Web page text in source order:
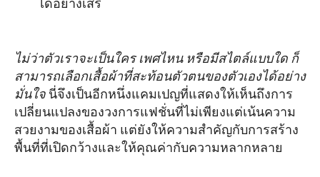
ได้อย่างเสรี
ไม่ว่าตัวเราจะเป็นใคร เพศไหน หรือมีสไตล์แบบใด ก็
สามารถเลือกเสื้อผ้าที่สะท้อนตัวตนของตัวเองได้อย่าง
มั่นใจ นี่จึงเป็นอีกหนึ่งแคมเปญที่แสดงให้เห็นถึงการ
เปลี่ยนแปลงของวงการแฟชั่นที่ไม่เพียงแต่เน้นความ
สวยงามของเสื้อผ้า แต่ยังให้ความสำคัญกับการสร้าง
พื้นที่ที่เปิดกว้างและให้คุณค่ากับความหลากหลาย